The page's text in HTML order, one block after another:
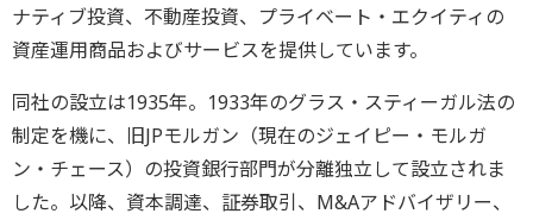
ナティブ投資、不動産投資、プライベート・エクイティの
資産運用商品およびサービスを提供しています。
同社の設立は1935年。1933年のグラス・スティーガル法の
制定を機に、旧JPモルガン（現在のジェイピー・モルガ
ン・チェース）の投資銀行部門が分離独立して設立されま
した。以降、資本調達、証券取引、M&Aアドバイザリー、